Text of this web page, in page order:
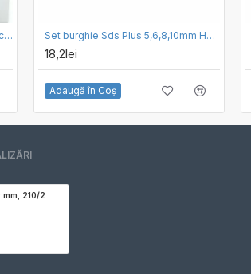
Automatizare pentru generator de curent Balanty by Hyundai HBD303S Set burghie Sds Plus 5,6,8,10mm Hyundai HY-26001004
18,2lei
Adaugă în Coş
210/2